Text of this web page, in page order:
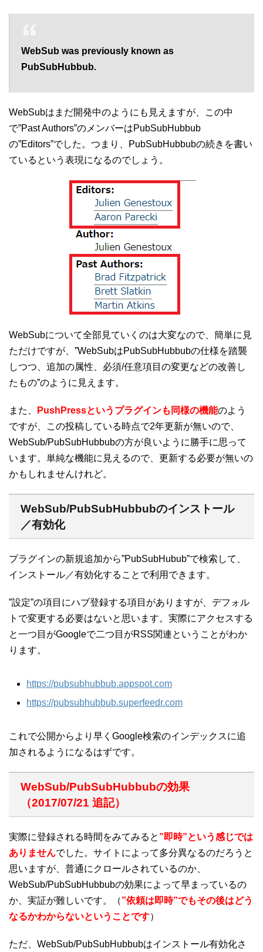
WebSub was previously known as
PubSubHubbub.
WebSubはまだ開発中のようにも見えますが、この中
で”Past Authors”のメンバーはPubSubHubbub
の”Editors”でした。つまり、PubSubHubbubの続きを書い
ているという表現になるのでしょう。
WebSubについて全部見ていくのは大変なので、簡単に見
ただけですが、”WebSubはPubSubHubbubの仕様を踏襲
しつつ、追加の属性、必須/任意項目の変更などの改善し
たもの”のように見えます。
また、 PushPressというプラグインも同様の機能のよう
ですが、この投稿している時点で2年更新が無いので、
WebSub/PubSubHubbubの方が良いように勝手に思って
います。単純な機能に見えるので、更新する必要が無いの
かもしれませんけれど。
WebSub/PubSubHubbubのインストール
／有効化
プラグインの新規追加から”PubSubHubub”で検索して、
インストール／有効化することで利用できます。
”設定”の項目にハブ登録する項目がありますが、デフォル
トで変更する必要はないと思います。実際にアクセスする
と一つ目がGoogleで二つ目がRSS関連ということがわか
ります。
https://pubsubhubbub.appspot.com
https://pubsubhubbub.superfeedr.com
これで公開からより早くGoogle検索のインデックスに追
加されるようになるはずです。
WebSub/PubSubHubbubの効果
（2017/07/21 追記）
実際に登録される時間をみてみると ”即時”という感じでは
ありませんでした。サイトによって多分異なるのだろうと
思いますが、普通にクロールされているのか、
WebSub/PubSubHubbubの効果によって早まっているの
か、実証が難しいです。（”依頼は即時”でもその後はどう
なるかわからないということです）
ただ、WebSub/PubSubHubbubはインストール有効化さ